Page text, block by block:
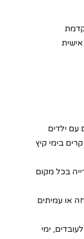
עם ילדים
בימי קיץ
בכל מקום
או עמיתים
ימי